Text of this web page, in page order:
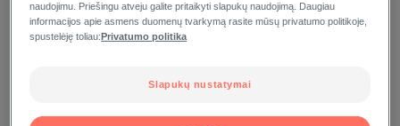
Odos senėjimas
naudojimu. Priešingu atveju galite pritaikyti slapukų naudojimą. Daugiau
informacijos apie asmens duomenų tvarkymą rasite mūsų privatumo politikoje,
spustelėję toliau:Privatumo politika
Slapukų nustatymai